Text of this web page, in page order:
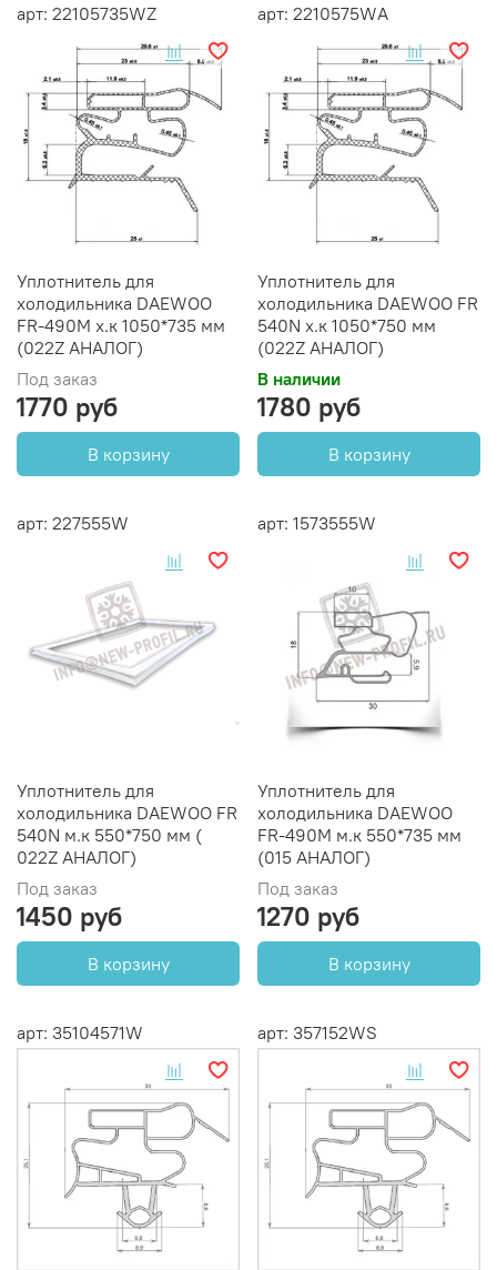
арт: 22105735WZ
Уплотнитель для
холодильника DAEWOO
FR-490M х.к 1050*735 мм
(022Z АНАЛОГ)
Под заказ
1770 руб
В корзину
арт: 2210575WА
Уплотнитель для
холодильника DAEWOO FR
540N х.к 1050*750 мм
(022Z АНАЛОГ)
В наличии
1780 руб
В корзину
арт: 227555W
Уплотнитель для
холодильника DAEWOO FR
540N м.к 550*750 мм (
022Z АНАЛОГ)
Под заказ
1450 руб
В корзину
арт: 1573555W
Уплотнитель для
холодильника DAEWOO
FR-490M м.к 550*735 мм
(015 АНАЛОГ)
Под заказ
1270 руб
В корзину
арт: 35104571W арт: 357152WS